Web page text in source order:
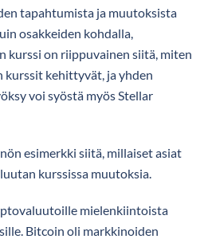
tapahtumista ja muutoksista
osakkeiden kohdalla,
kurssi on riippuvainen siitä, miten
kehittyvät, ja yhden
voi syöstä myös Stellar
esimerkki siitä, millaiset asiat
kurssissa muutoksia.
mielenkiintoista
Bitcoin oli markkinoiden